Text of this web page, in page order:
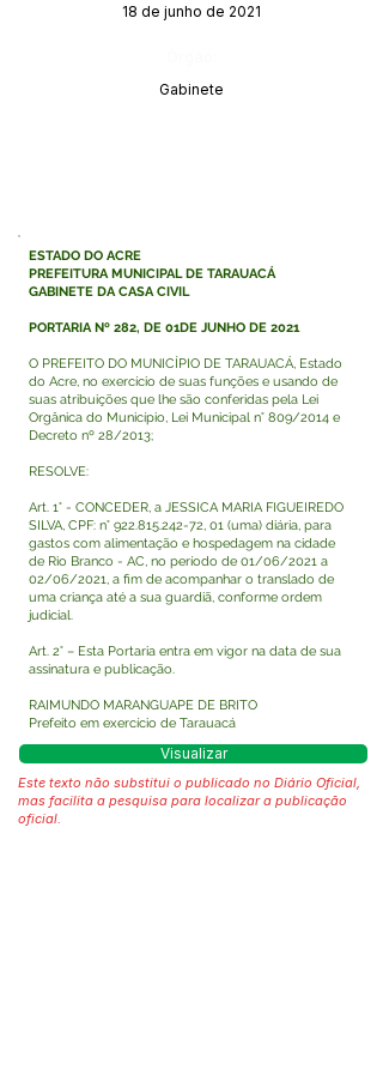
18 de junho de 2021
Gabinete
ESTADO DO ACRE
PREFEITURA MUNICIPAL DE TARAUACÁ
GABINETE DA CASA CIVIL
PORTARIA Nº 282, DE 01DE JUNHO DE 2021
O PREFEITO DO MUNICÍPIO DE TARAUACÁ, Estado
do Acre, no exercício de suas funções e usando de
suas atribuições que lhe são conferidas pela Lei
Orgânica do Município, Lei Municipal n° 809/2014 e
Decreto nº 28/2013;
RESOLVE:
Art. 1° - CONCEDER, a JESSICA MARIA FIGUEIREDO
SILVA, CPF: n° 922.815.242-72, 01 (uma) diária, para
gastos com alimentação e hospedagem na cidade
de Rio Branco - AC, no período de 01/06/2021 a
02/06/2021, a fim de acompanhar o translado de
uma criança até a sua guardiã, conforme ordem
judicial.
Art. 2° – Esta Portaria entra em vigor na data de sua
assinatura e publicação.
RAIMUNDO MARANGUAPE DE BRITO
Prefeito em exercício de Tarauacá
Visualizar
Este texto não substitui o publicado no Diário Oficial,
mas facilita a pesquisa para localizar a publicação
oficial.